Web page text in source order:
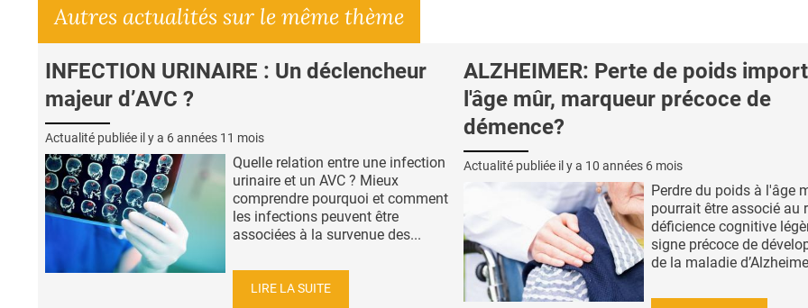
Autres actualités sur le même thème
INFECTION URINAIRE : Un déclencheur
majeur d’AVC ?
Actualité publiée il y a 6 années 11 mois
Quelle relation entre une infection
urinaire et un AVC ? Mieux
comprendre pourquoi et comment
les infections peuvent être
associées à la survenue des...
LIRE LA SUITE
ALZHEIMER: Perte de poids
l'âge mûr, marqueur précoce de
démence?
Actualité publiée il y a 10 années 6 mois
Perdre du poids à l'âge
pourrait être associé au
déficience cognitive
signe précoce de
de la maladie